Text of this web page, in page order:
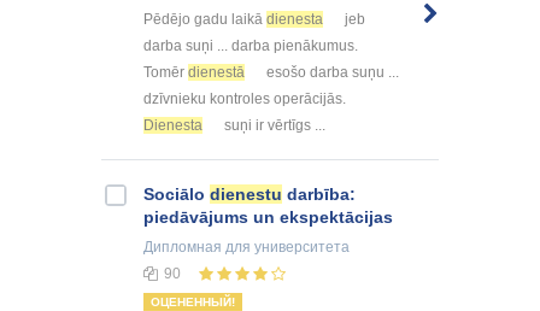
Pēdējo gadu laikā dienesta
jeb
darba suņi ... darba pienākumus.
Tomēr dienestā
esošo darba suņu ...
dzīvnieku kontroles operācijās.
Dienesta
suņi ir vērtīgs ...
Sociālo dienestu darbība:
piedāvājums un ekspektācijas
Дипломная для университета
90
ОЦЕНЕННЫЙ!